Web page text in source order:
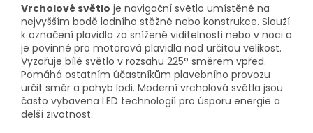
Vrcholové světlo je navigační světlo umístěné na
nejvyšším bodě lodního stěžně nebo konstrukce. Slouží
k označení plavidla za snížené viditelnosti nebo v noci a
je povinné pro motorová plavidla nad určitou velikost.
Vyzařuje bílé světlo v rozsahu 225° směrem vpřed.
Pomáhá ostatním účastníkům plavebního provozu
určit směr a pohyb lodi. Moderní vrcholová světla jsou
často vybavena LED technologií pro úsporu energie a
delší životnost.